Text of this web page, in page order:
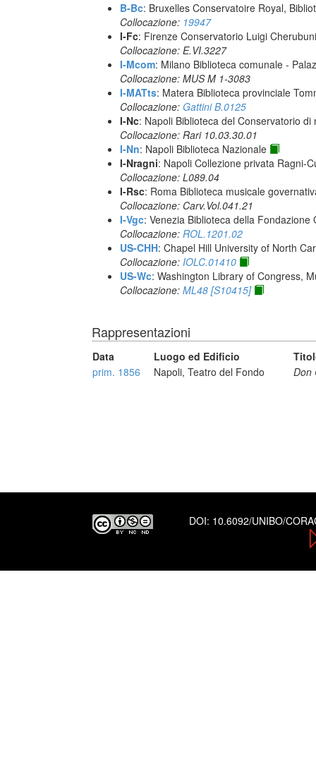
B-Bc: Bruxelles Conservatoire Royal,
Collocazione: 19947
I-Fc: Firenze Conservatorio Luigi Cherubuni
Collocazione: E.VI.3227
I-Mcom: Milano Biblioteca comunale -
Collocazione: MUS M 1-3083
I-MATts: Matera Biblioteca provinciale
Collocazione: Gattini B.0125
I-Nc: Napoli Biblioteca del Conservatorio
Collocazione: Rari 10.03.30.01
I-Nn: Napoli Biblioteca Nazionale
I-Nragni: Napoli Collezione privata Ragni-
Collocazione: L089.04
I-Rsc: Roma Biblioteca musicale
Collocazione: Carv.Vol.041.21
I-Vgc: Venezia Biblioteca della Fondazione
Collocazione: ROL.1201.02
US-CHH: Chapel Hill University of North
Collocazione: IOLC.01410
US-Wc: Washington Library of Congress,
Collocazione: ML48 [S10415]
Rappresentazioni
Data Luogo ed Edificio
prim. 1856
Napoli, Teatro del Fondo Don
DOI: 10.6092/UNIBO/